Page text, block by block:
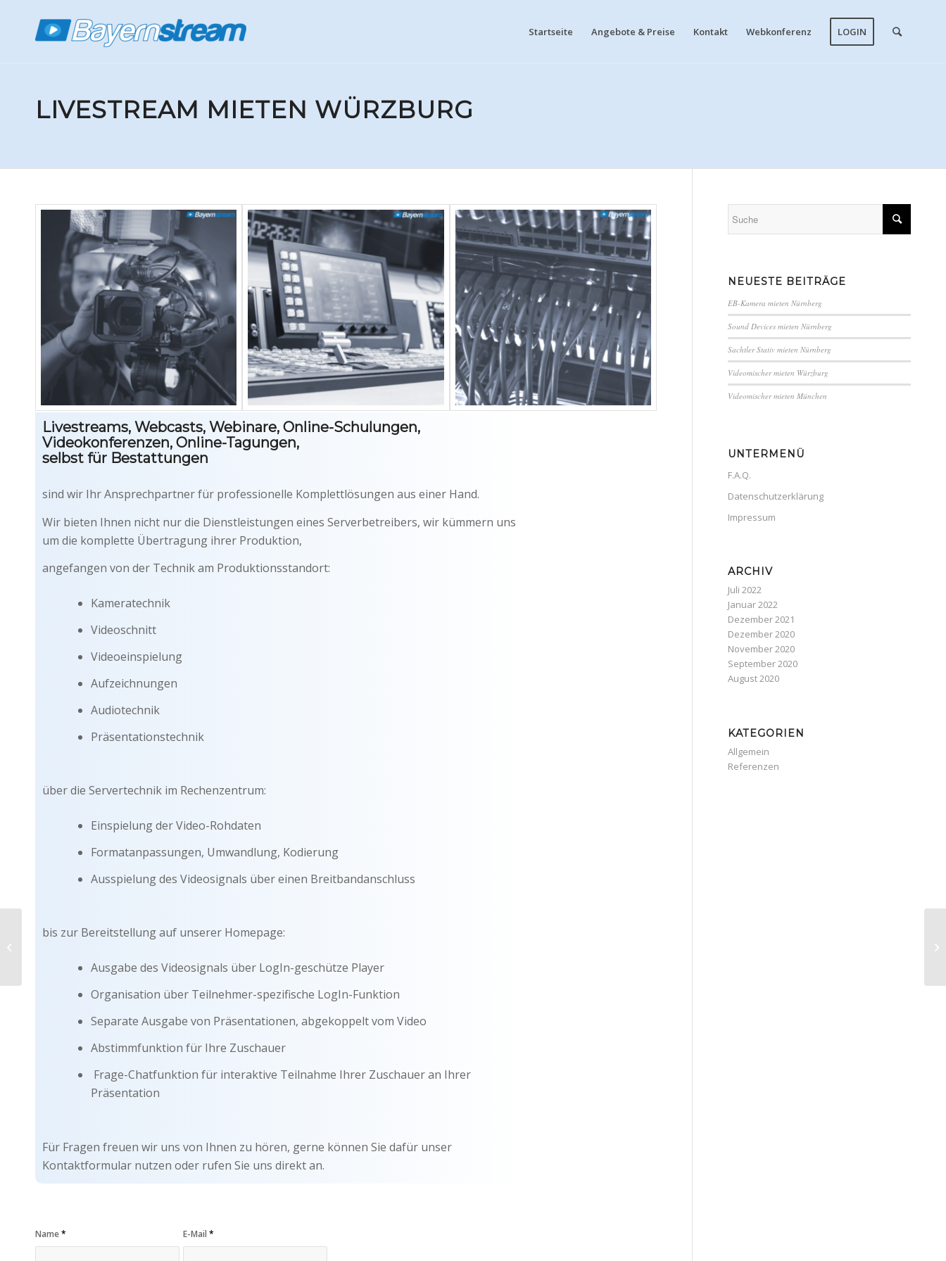
Startseite Angebote & Preise Kontakt Webkonferenz LOGIN
LIVESTREAM MIETEN WÜRZBURG
Livestreams, Webcasts, Webinare, Online-Schulungen,
Videokonferenzen, Online-Tagungen,
selbst für Bestattungen
sind wir Ihr Ansprechpartner für professionelle Komplettlösungen aus einer Hand.
Wir bieten Ihnen nicht nur die Dienstleistungen eines Serverbetreibers, wir kümmern uns
um die komplette Übertragung ihrer Produktion,
angefangen von der Technik am Produktionsstandort:
Kameratechnik
Videoschnitt
Videoeinspielung
Aufzeichnungen
Audiotechnik
Präsentationstechnik
über die Servertechnik im Rechenzentrum:
Einspielung der Video-Rohdaten
Formatanpassungen, Umwandlung, Kodierung
Ausspielung des Videosignals über einen Breitbandanschluss
bis zur Bereitstellung auf unserer Homepage:
Ausgabe des Videosignals über LogIn-geschütze Player
Organisation über Teilnehmer-spezifische LogIn-Funktion
Separate Ausgabe von Präsentationen, abgekoppelt vom Video
Abstimmfunktion für Ihre Zuschauer
Frage-Chatfunktion für interaktive Teilnahme Ihrer Zuschauer an Ihrer
Präsentation
Für Fragen freuen wir uns von Ihnen zu hören, gerne können Sie dafür unser
Kontaktformular nutzen oder rufen Sie uns direkt an.
Name* E-Mail *
NEUESTE BEITRÄGE
EB-Kamera mieten Nürnberg
Sound Devices mieten Nürnberg
Sachtler Stativ mieten Nürnberg
Videomischer mieten Würzburg
Videomischer mieten München
UNTERMENÜ
F.A.Q.
Datenschutzerklärung
Impressum
ARCHIV
Juli 2022
Januar 2022
Dezember 2021
Dezember 2020
November 2020
September 2020
August 2020
KATEGORIEN
Allgemein
Referenzen
Streamserver mieten